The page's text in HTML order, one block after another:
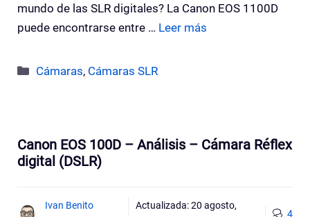
mundo de las SLR digitales? La Canon EOS 1100D
puede encontrarse entre … Leer más
Categorías
Cámaras, Cámaras SLR
Canon EOS 100D – Análisis – Cámara Réflex
digital (DSLR)
Ivan Benito
Actualizada:20 agosto,
4